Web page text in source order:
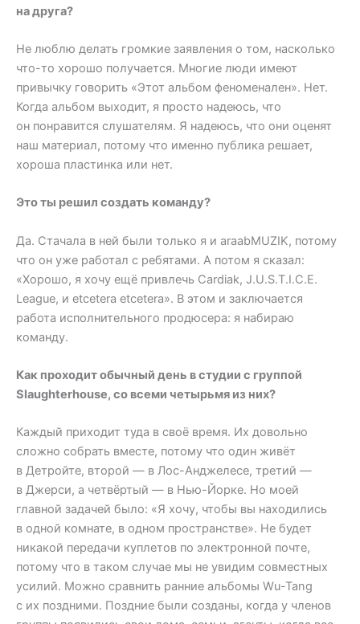
на друга?
Не люблю делать громкие заявления о том, насколько
что-то хорошо получается. Многие люди имеют
привычку говорить «Этот альбом феноменален». Нет.
Когда альбом выходит, я просто надеюсь, что
он понравится слушателям. Я надеюсь, что они оценят
наш материал, потому что именно публика решает,
хороша пластинка или нет.
Это ты решил создать команду?
Да. Стачала в ней были только я и araabMUZIK, потому
что он уже работал с ребятами. А потом я сказал:
«Хорошо, я хочу ещё привлечь Cardiak, J.U.S.T.I.C.E.
League, и etcetera etcetera». В этом и заключается
работа исполнительного продюсера: я набираю
команду.
Как проходит обычный день в студии с группой
Slaughterhouse, со всеми четырьмя из них?
Каждый приходит туда в своё время. Их довольно
сложно собрать вместе, потому что один живёт
в Детройте, второй — в Лос-Анджелесе, третий —
в Джерси, а четвёртый — в Нью-Йорке. Но моей
главной задачей было: «Я хочу, чтобы вы находились
в одной комнате, в одном пространстве». Не будет
никакой передачи куплетов по электронной почте,
потому что в таком случае мы не увидим совместных
усилий. Можно сравнить ранние альбомы Wu-Tang
с их поздними. Поздние были созданы, когда у членов